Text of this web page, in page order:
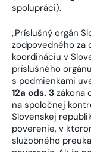
spolupráci).
„Príslušný orgán
zodpovedného za
koordináciu v
príslušného
s podmienkami
12a ods. 3 zákona
na spoločnej
Slovenskej
poverenie, v
služobného